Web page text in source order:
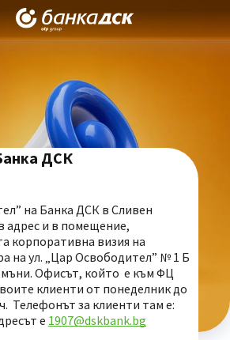
ДСК
на Банка ДСК в Сливен
адрес и в помещение,
корпоративна визия на
на ул. „Цар Освободител” № 1 Б
Офисът, който е към ФЦ
клиенти от понеделник до
Телефонът за клиенти там е:
е 1907@dskbank.bg